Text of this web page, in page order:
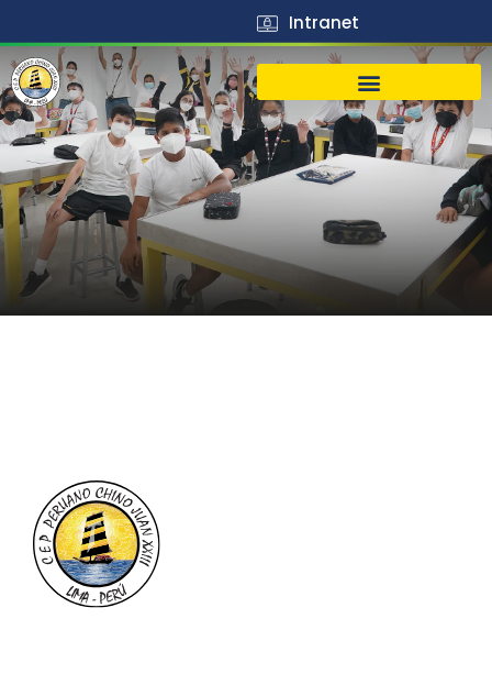
Intranet